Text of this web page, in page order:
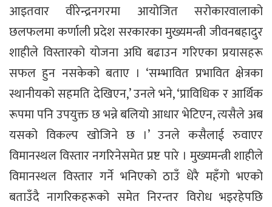
आइतवार वीरेन्द्रनगरमा आयोजित सरोकारवालाको
छलफलमा कर्णाली प्रदेश सरकारका मुख्यमन्त्री जीवनबहादुर
शाहीले विस्तारको योजना अघि बढाउन गरिएका प्रयासहरू
सफल हुन नसकेको बताए । ‘सम्भावित प्रभावित क्षेत्रका
स्थानीयको सहमति देखिएन,’ उनले भने, ‘प्राविधिक र आर्थिक
रूपमा पनि उपयुक्त छ भन्ने बलियो आधार भेटिएन, त्यसैले अब
यसको विकल्प खोजिने छ ।’ उनले कसैलाई रुवाएर
विमानस्थल विस्तार नगरिनेसमेत प्रष्ट पारे । मुख्यमन्त्री शाहीले
विमानस्थल विस्तार गर्ने भनिएको ठाउँ धेरै महँगो भएको
बताउँदै नागरिकहरूको समेत निरन्तर विरोध भइरहेपछि